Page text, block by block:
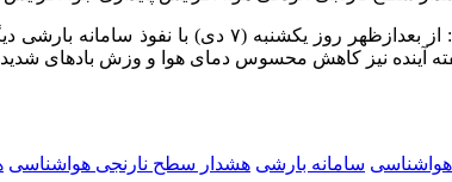
رئیس مرکز ملی پیش‌بینی و مدیریت بحران مخاطرات وضع هوا در
نیز کاهش محسوس دمای هوا و وزش بادهای شدید
سامانه بارشی هشدار سطح نارنجی هواشناسی